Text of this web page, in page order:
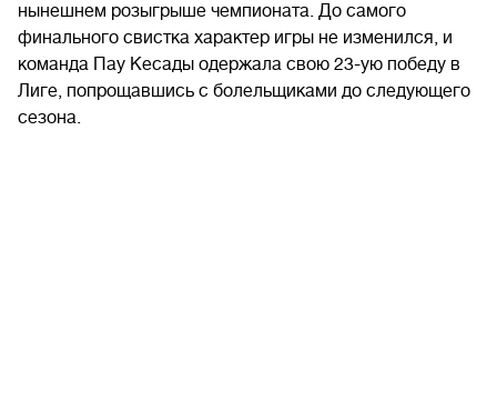
нынешнем розыгрыше чемпионата. До самого
финального свистка характер игры не изменился, и
команда Пау Кесады одержала свою 23-ую победу в
Лиге, попрощавшись с болельщиками до следующего
сезона.